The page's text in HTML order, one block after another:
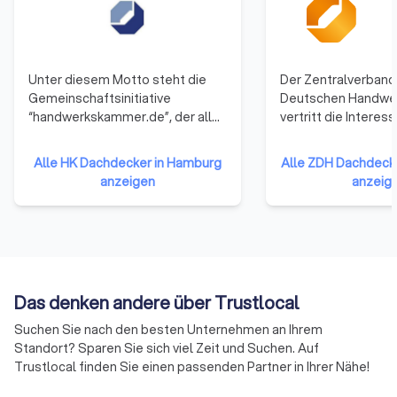
Unter diesem Motto steht die
Gemeinschaftsinitiative
“handwerkskammer.de”, der alle
angehören. Sie repräsentieren
damit das gesamte Handwerk in
der Bundesrepublik Deutschland.
Die Mitglieder haben sich darauf
der Handwerkskammern
effizienter und effektiver
werden.
Alle HK Dachdecker in Hamburg
anzeigen
Der
Deutschen
vertritt die
Deutschland mit
Millionen
360.000
einem
bündelt der ZDH
53
Fachverbänden
auf Bundesebene
bedeutenden
Alle ZDH
Das denken andere über Trustlocal
Suchen Sie nach den besten Unternehmen an Ihrem
Standort? Sparen Sie sich viel Zeit und Suchen. Auf
Trustlocal finden Sie einen passenden Partner in Ihrer Nähe!